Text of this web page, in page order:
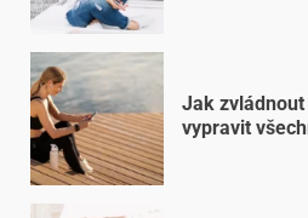
Jak
vypravit